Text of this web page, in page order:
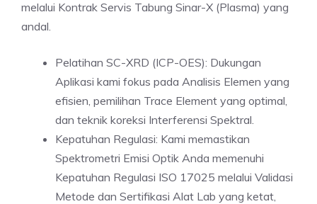
melalui Kontrak Servis Tabung Sinar-X (Plasma) yang
andal.
Pelatihan SC-XRD (ICP-OES): Dukungan
Aplikasi kami fokus pada Analisis Elemen yang
efisien, pemilihan Trace Element yang optimal,
dan teknik koreksi Interferensi Spektral.
Kepatuhan Regulasi: Kami memastikan
Spektrometri Emisi Optik Anda memenuhi
Kepatuhan Regulasi ISO 17025 melalui Validasi
Metode dan Sertifikasi Alat Lab yang ketat,